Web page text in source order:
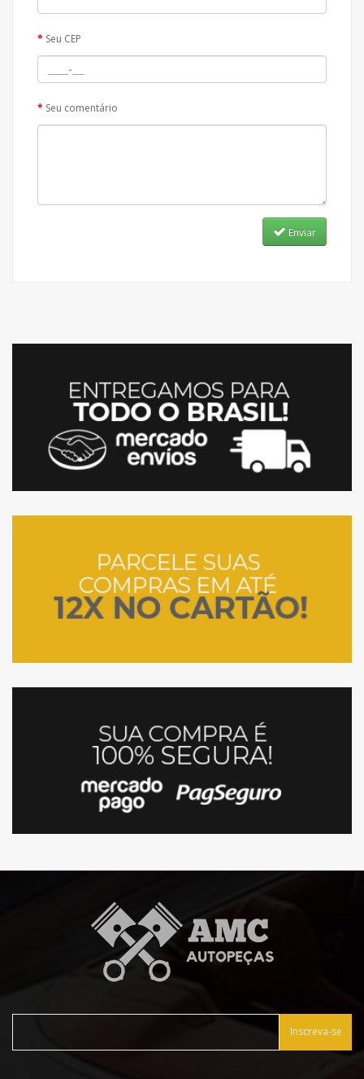
Seu CEP
Seu comentário
Enviar
Inscreva-se